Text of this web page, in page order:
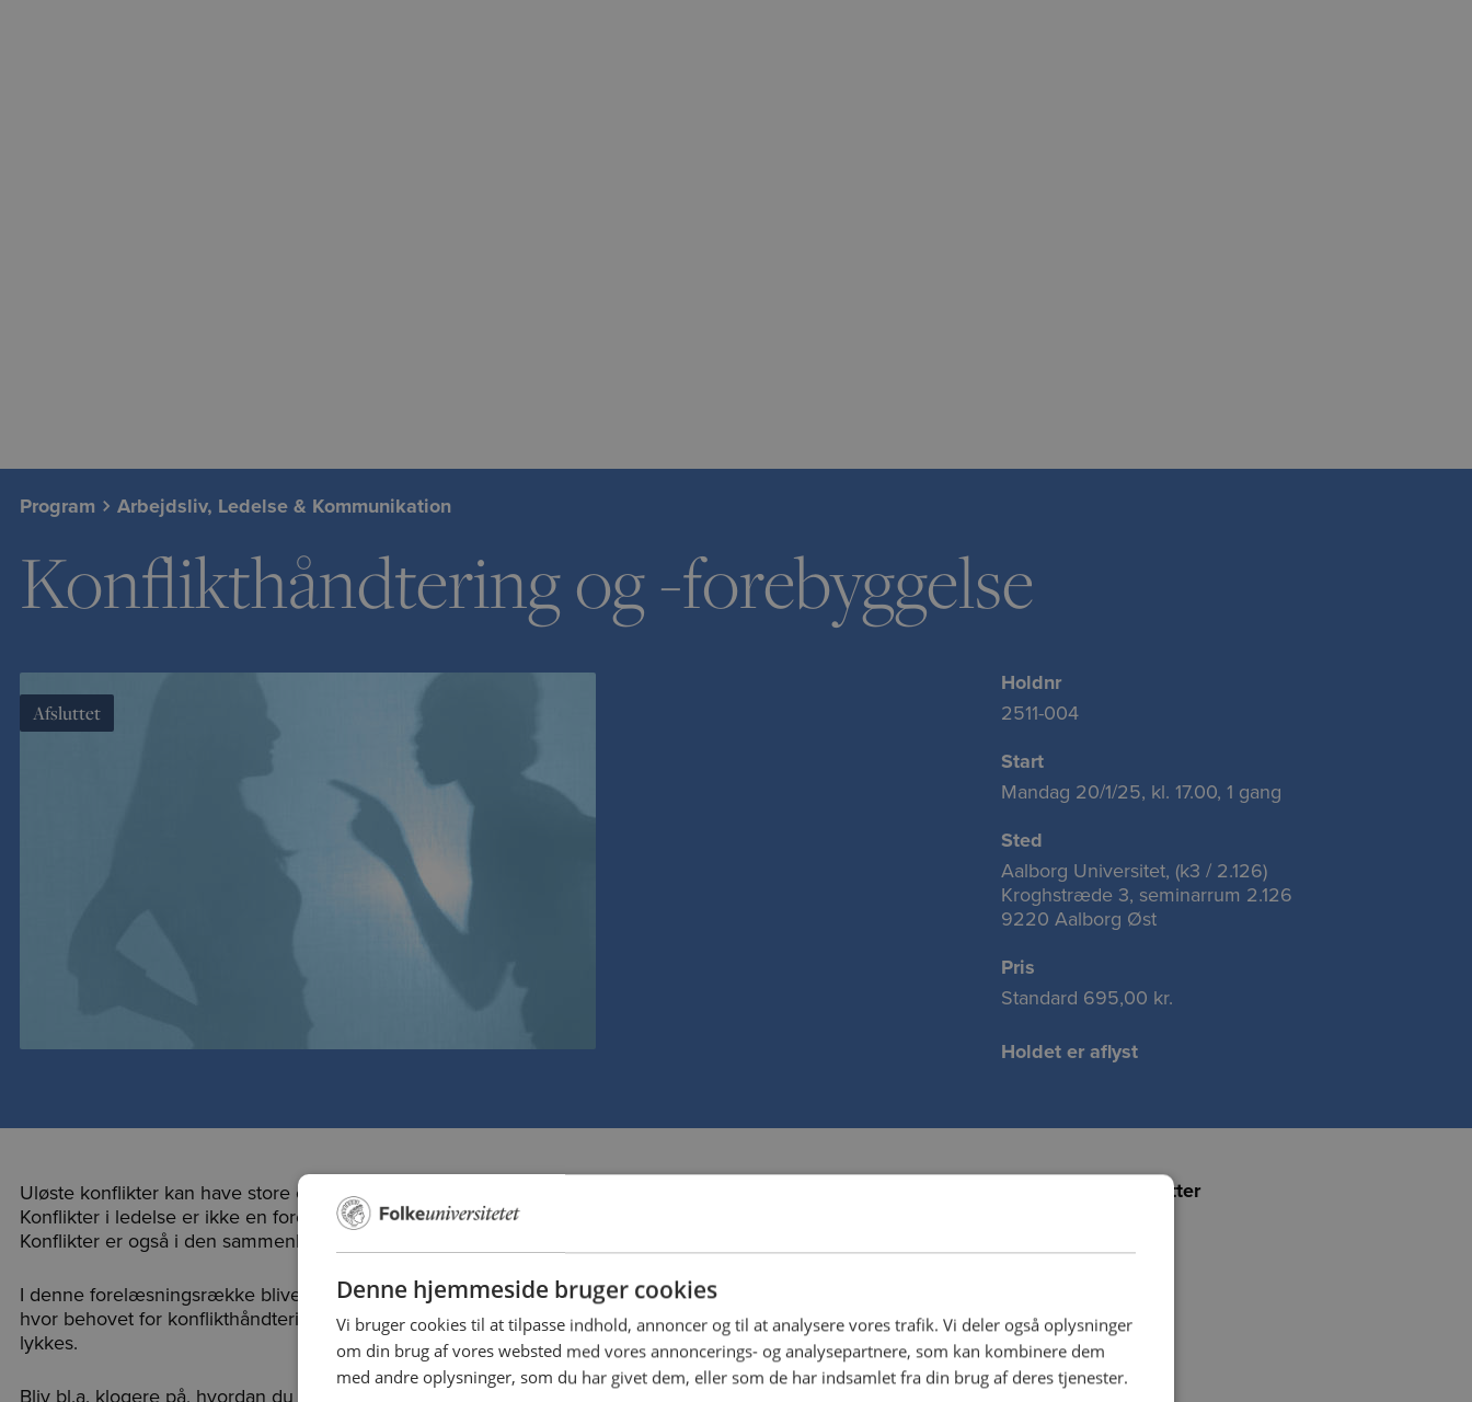
Program Arbejdsliv, Ledelse & Kommunikation
Konflikthåndtering og -forebyggelse
Afsluttet
Holdnr
2511-004
Start
Mandag 20/1/25, kl. 17.00, 1 gang
Sted
Aalborg Universitet, (k3 / 2.126)
Kroghstræde 3, seminarrum 2.126
9220 Aalborg Øst
Pris
Standard 695,00 kr.
Holdet er aflyst
Uløste konflikter kan have store omkostninger – økonomisk, personligt og for organisationen.
Konflikter i ledelse er ikke en forestilling eller et spil, hvor det handler om at vinde eller tabe.
Konflikter er også i den sammenhæng et livsvilkår.
I denne forelæsningsrække bliver du præsenteret for forskellige ledelsesmæssige situationer,
hvor behovet for konflikthåndtering og -forebyggelse er en vigtig faktor, når opgaven skal
lykkes.
Bliv bl.a. klogere på, hvordan du gennem mediering kan håndtere forandringer, optimere
Føj holdet til favoritter
Denne hjemmeside bruger cookies
Vi bruger cookies til at tilpasse indhold, annoncer og til at analysere vores trafik. Vi deler også oplysninger
om din brug af vores websted med vores annoncerings- og analysepartnere, som kan kombinere dem
med andre oplysninger, som du har givet dem, eller som de har indsamlet fra din brug af deres tjenester.